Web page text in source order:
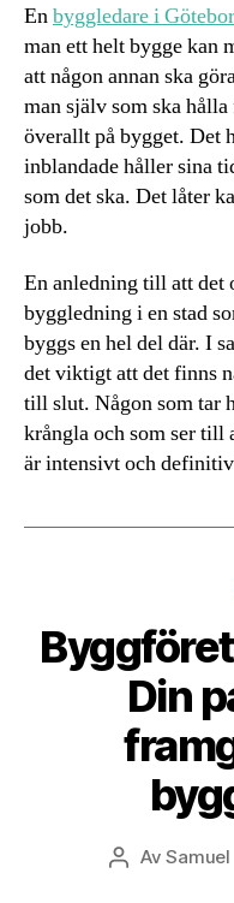
Enbyggledare i
man ett helt bygge kan
att någon annan ska
man själv som ska
överallt på bygget. Det
inblandade håller sina
som det ska. Det låter
jobb.
En anledning till att det
byggledning i en stad
byggs en hel del där. I
det viktigt att det finns
till slut. Någon som tar
krångla och som ser till
är intensivt och
Din
AvSamuel